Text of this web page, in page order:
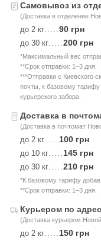
Самовывоз из
(Доставка в отделение
до 2 кг.....90 грн
до 30 кг.....200 грн
*Максимальный вес
**Срок отправки: 1–3 дня.
***Отправки с Киевского
почты, к базовому
курьерского забора.
Доставка в
(Доставка в почтомат
до 2 кг.....100 грн
до 10 кг.....145 грн
до 30 кг.....210 грн
*К базовому тарифу
**Срок отправки: 1–3 дня.
Курьером по
(Доставка курьером
до 2 кг.....150 грн